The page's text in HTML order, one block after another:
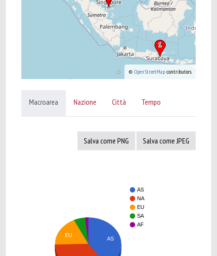
© OpenStreetMap contributors.
Macroarea Nazione Città Tempo
Salva come PNG Salva come JPEG
AS
NA
EU
SA
AF
AS
EU